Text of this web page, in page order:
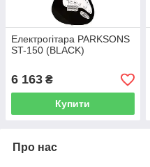
Електрогітара PARKSONS
ST-150 (BLACK)
6 163 ₴
Купити
Про нас